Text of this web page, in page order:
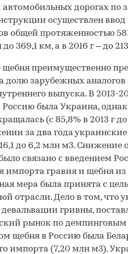
автомобильных дорогах по
осуществлен ввод
общей протяженностью
369,1 км, а в 2016 г – до
преимущественно
долю зарубежных
выпуска. В 2013-
была Украина,
(с 85,8% в 2013 г до
за два года
до 6,2 млн м3. Снижение
связано с введением
импорта гравия и щебня из
мера была принята с
отрасли. Дело в том, что
гривны,
рынок по демпинговым
щебня в Россию была
импорта (7,20 млн м3).